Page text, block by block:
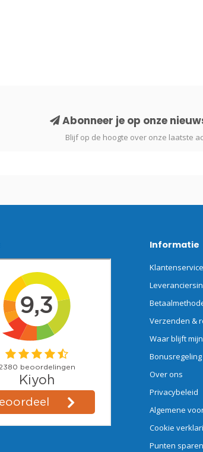
Abonneer je op onze
Blijf op de hoogte over onze laatste
Informatie
Klantenservice
Verzenden &
Waar blijft
Bonusregeling
Over ons
Privacybeleid
Algemene
Cookie
Punten sparen